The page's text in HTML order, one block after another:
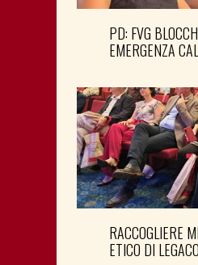
PD: FVG
EMERGENZA
RACCOGLIERE
ETICO DI